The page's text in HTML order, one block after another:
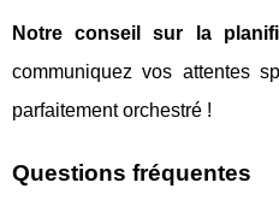
Notre conseil sur la
communiquez vos attentes
parfaitement orchestré !
Questions fréquentes